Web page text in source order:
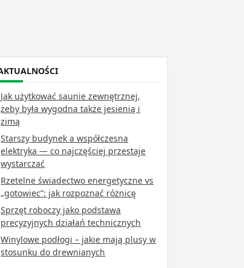
Jak użytkować saunie zewnętrznej,
żeby była wygodna także jesienią i
zimą
Starszy budynek a współczesna
elektryka — co najczęściej przestaje
wystarczać
Rzetelne świadectwo energetyczne vs
„gotowiec”: jak rozpoznać różnicę
Sprzęt roboczy jako podstawa
precyzyjnych działań technicznych
Winylowe podłogi – jakie mają plusy w
stosunku do drewnianych